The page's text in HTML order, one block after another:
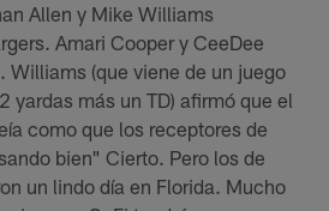
Allen y Mike Williams
Amari Cooper y CeeDee
Williams (que viene de un juego
yardas más un TD) afirmó que el
como que los receptores de
bien" Cierto. Pero los de
un lindo día en Florida. Mucho